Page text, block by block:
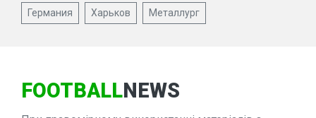
Германия Харьков Металлург
FOOTBALLNEWS